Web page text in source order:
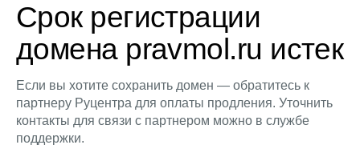
Срок регистрации
домена pravmol.ru истек
Если вы хотите сохранить домен — обратитесь к
партнеру Руцентра для оплаты продления. Уточнить
контакты для связи с партнером можно в службе
поддержки.